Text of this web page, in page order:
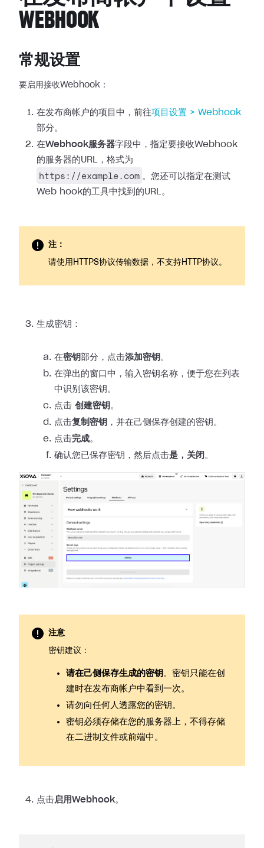
WEBHOOK
常规设置
要启用接收Webhook：
在发布商帐户的项目中，前往项目设置 > Webhook
部分。
在Webhook服务器字段中，指定要接收Webhook
的服务器的URL，格式为
https://example.com 。您还可以指定在测试
Web hook的工具中找到的URL。
注：
请使用HTTPS协议传输数据，不支持HTTP协议。
生成密钥：
在密钥部分，点击添加密钥 。
在弹出的窗口中，输入密钥名称，便于您在列表
中识别该密钥。
点击 创建密钥 。
点击复制密钥 ，并在己侧保存创建的密钥。
点击完成。
确认您已保存密钥，然后点击是，关闭 。
注意
密钥建议：
请在己侧保存生成的密钥 。密钥只能在创
建时在发布商帐户中看到一次。
请勿向任何人透露您的密钥。
密钥必须存储在您的服务器上，不得存储
在二进制文件或前端中。
点击启用Webhook。